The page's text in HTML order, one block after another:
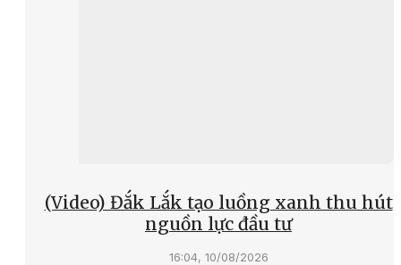
(Video) Đắk Lắk tạo luồng xanh thu hút
nguồn lực đầu tư
16:04, 10/08/2026